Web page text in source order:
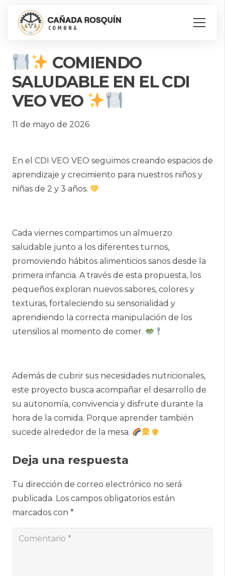
COMIENDO
SALUDABLE EN EL CDI
VEO VEO
11 de mayo de 2026
En el CDI VEO VEO seguimos creando espacios de
aprendizaje y crecimiento para nuestros niños y
niñas de 2 y 3 años.
Cada viernes compartimos un almuerzo
saludable junto a los diferentes turnos,
promoviendo hábitos alimenticios sanos desde la
primera infancia. A través de esta propuesta, los
pequeños exploran nuevos sabores, colores y
texturas, fortaleciendo su sensorialidad y
aprendiendo la correcta manipulación de los
utensilios al momento de comer.
Además de cubrir sus necesidades nutricionales,
este proyecto busca acompañar el desarrollo de
su autonomía, convivencia y disfrute durante la
hora de la comida. Porque aprender también
sucede alrededor de la mesa.
Deja una respuesta
Tu dirección de correo electrónico no será
publicada. Los campos obligatorios están
marcados con *